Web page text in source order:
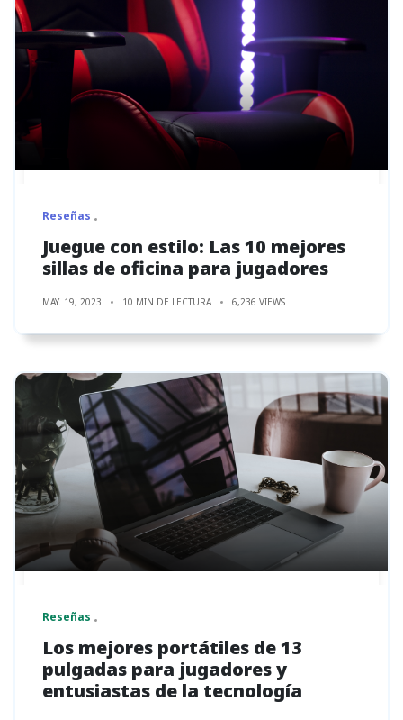
Reseñas
Juegue con estilo: Las 10 mejores
sillas de oficina para jugadores
MAY. 19, 2023 10 MIN DE LECTURA 6,236 VIEWS
Reseñas
Los mejores portátiles de 13
pulgadas para jugadores y
entusiastas de la tecnología